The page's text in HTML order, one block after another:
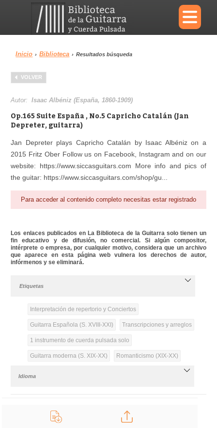
×
Menu
Biblioteca
Área personal Reproductor
Inicio › Biblioteca › Resultados búsqueda
VOLVER
Autor:Isaac Albéniz (España, 1860-1909)
Op.165 Suite España , No.5 Capricho Catalán (Jan
Depreter, guitarra)
Jan Depreter plays Capricho Catalán by Isaac Albéniz on a
2015 Fritz Ober Follow us on Facebook, Instagram and on our
website: https://www.siccasguitars.com More info and pics of
the guitar: https://www.siccasguitars.com/shop/gu...
Para acceder al contenido completo necesitas estar registrado
Los enlaces publicados en La Biblioteca de la Guitarra solo tienen un
fin educativo y de difusión, no comercial. Si algún compositor,
intérprete o empresa, por cualquier motivo, considera que un archivo
que aparece en esta página web vulnera los derechos de autor,
infórmenos y se eliminará.
Etiquetas
Interpretación de repertorio y Conciertos
Guitarra Española (S. XVIII-XXI) Transcripciones y arreglos
1 instrumento de cuerda pulsada solo
Guitarra moderna (S. XIX-XX) Romanticismo (XIX-XX)
Idioma